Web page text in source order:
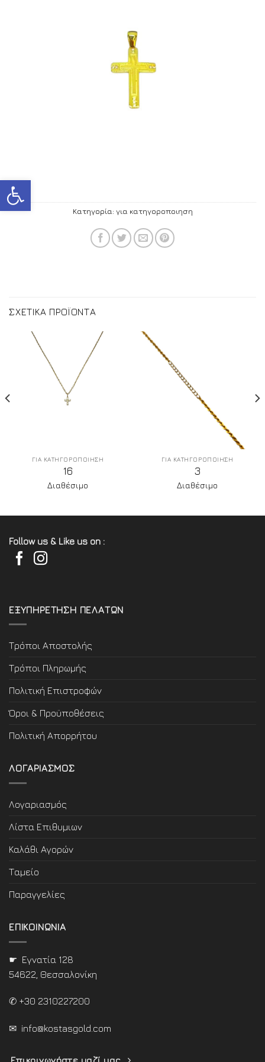
Ανοίξτε τη γραμμή εργαλείων
Κατηγορία: για κατηγοροποιηση
ΣΧΕΤΙΚΑ ΠΡΟΪΟΝΤΑ
ΓΙΑ ΚΑΤΗΓΟΡΟΠΟΙΗΣΗ
16
Διαθέσιμο
ΓΙΑ ΚΑΤΗΓΟΡΟΠΟΙΗΣΗ
3
Διαθέσιμο
Follow us & Like us on :
ΕΞΥΠΗΡΕΤΗΣΗ ΠΕΛΑΤΩΝ
Τρόποι Αποστολής
Τρόποι Πληρωμής
Πολιτική Επιστροφών
Όροι & Προϋποθέσεις
Πολιτική Απορρήτου
ΛΟΓΑΡΙΑΣΜΟΣ
Λογαριασμός
Λίστα Επιθυμιων
Καλάθι Αγορών
Ταμείο
Παραγγελίες
ΕΠΙΚΟΙΝΩΝΙΑ
☛ Εγνατία 128
54622, Θεσσαλονίκη
✆ +30 2310227200
✉ info@kostasgold.com
Επικοινωνήστε μαζί μας